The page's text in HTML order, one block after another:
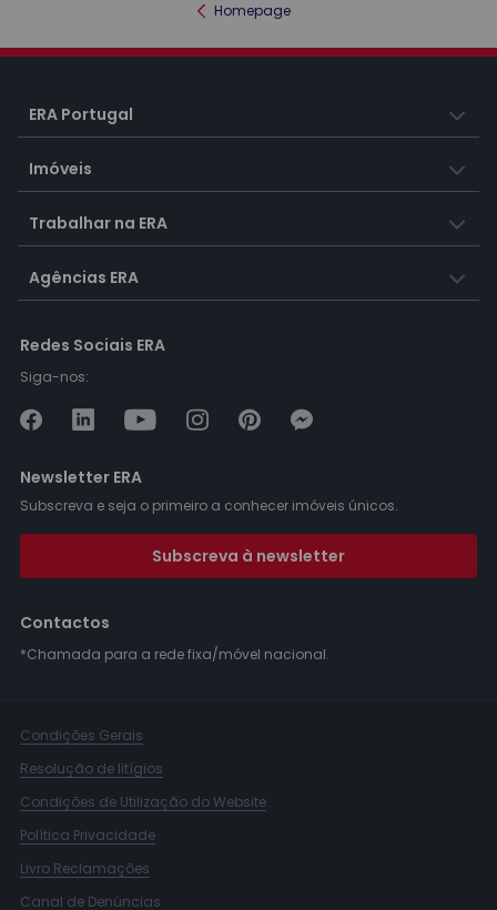
Homepage
ERA Portugal
Imóveis
Trabalhar na ERA
Agências ERA
Redes Sociais ERA
Siga-nos:
Newsletter ERA
Subscreva e seja o primeiro a conhecer imóveis únicos.
Subscreva à newsletter
Contactos
*Chamada para a rede fixa/móvel nacional.
Condições Gerais
Resolução de litígios
Condições de Utilização do Website
Política Privacidade
Livro Reclamações
Canal de Denúncias